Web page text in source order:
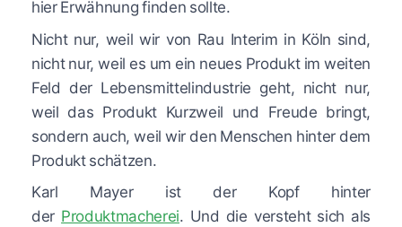
hier Erwähnung finden sollte.
Nicht nur, weil wir von Rau Interim in Köln sind,
nicht nur, weil es um ein neues Produkt im weiten
Feld der Lebensmittelindustrie geht, nicht nur,
weil das Produkt Kurzweil und Freude bringt,
sondern auch, weil wir den Menschen hinter dem
Produkt schätzen.
Karl Mayer ist der Kopf hinter
der Produktmacherei. Und die versteht sich als